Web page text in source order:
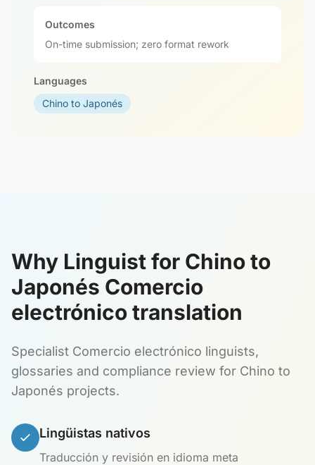
Outcomes
On-time submission; zero format rework
Languages
Chino to Japonés
Why Linguist for Chino to
Japonés Comercio
electrónico translation
Specialist Comercio electrónico linguists,
glossaries and compliance review for Chino to
Japonés projects.
Lingüistas nativos
Traducción y revisión en idioma meta